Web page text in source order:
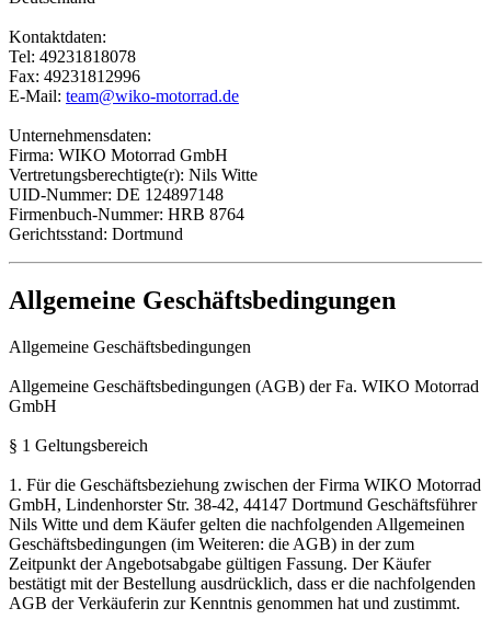
Kontaktdaten:
Tel: 49231818078
Fax: 49231812996
E-Mail: team@wiko-motorrad.de
Unternehmensdaten:
Firma: WIKO Motorrad GmbH
Vertretungsberechtigte(r): Nils Witte
UID-Nummer: DE 124897148
Firmenbuch-Nummer: HRB 8764
Gerichtsstand: Dortmund
Allgemeine Geschäftsbedingungen
Allgemeine Geschäftsbedingungen
Allgemeine Geschäftsbedingungen (AGB) der Fa. WIKO Motorrad
GmbH
§ 1 Geltungsbereich
1. Für die Geschäftsbeziehung zwischen der Firma WIKO Motorrad
GmbH, Lindenhorster Str. 38-42, 44147 Dortmund Geschäftsführer
Nils Witte und dem Käufer gelten die nachfolgenden Allgemeinen
Geschäftsbedingungen (im Weiteren: die AGB) in der zum
Zeitpunkt der Angebotsabgabe gültigen Fassung. Der Käufer
bestätigt mit der Bestellung ausdrücklich, dass er die nachfolgenden
AGB der Verkäuferin zur Kenntnis genommen hat und zustimmt.